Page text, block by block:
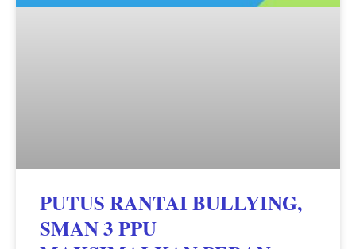
PUTUS RANTAI BULLYING,
SMAN 3 PPU